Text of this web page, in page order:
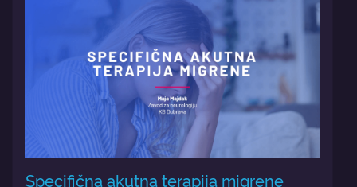
Specifična akutna terapija migrene